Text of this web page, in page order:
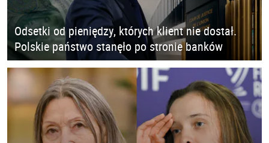
Odsetki od pieniędzy, których klient nie dostał.
Polskie państwo stanęło po stronie banków